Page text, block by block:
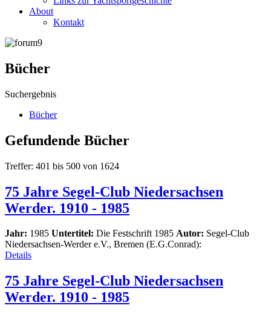
About
Kontakt
Bücher
Suchergebnis
Bücher
Gefundende Bücher
Treffer: 401 bis 500 von 1624
75 Jahre Segel-Club Niedersachsen
Werder. 1910 - 1985
Jahr: 1985 Untertitel: Die Festschrift 1985 Autor: Segel-Club
Niedersachsen-Werder e.V., Bremen (E.G.Conrad):
Details
75 Jahre Segel-Club Niedersachsen
Werder. 1910 - 1985